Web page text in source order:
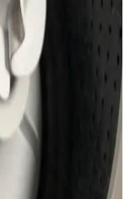
aşırı yükleme ve
çıkar. Onarımı
kullanım önemlidir.
Deneyimleri,
agitator kırılması ve
zorlamaktadır. Dayanıklı
çıkmaktadır.
Makinesi Vida